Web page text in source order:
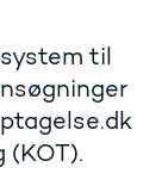
til
(KOT).